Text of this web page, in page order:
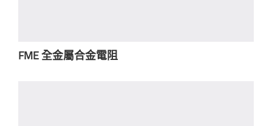
FME 全金屬合金電阻